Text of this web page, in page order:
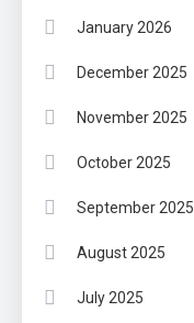
January 2026
December 2025
November 2025
October 2025
September 2025
August 2025
July 2025